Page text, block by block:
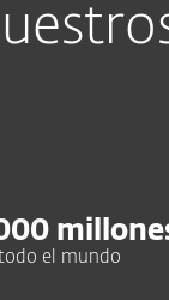
el mundo